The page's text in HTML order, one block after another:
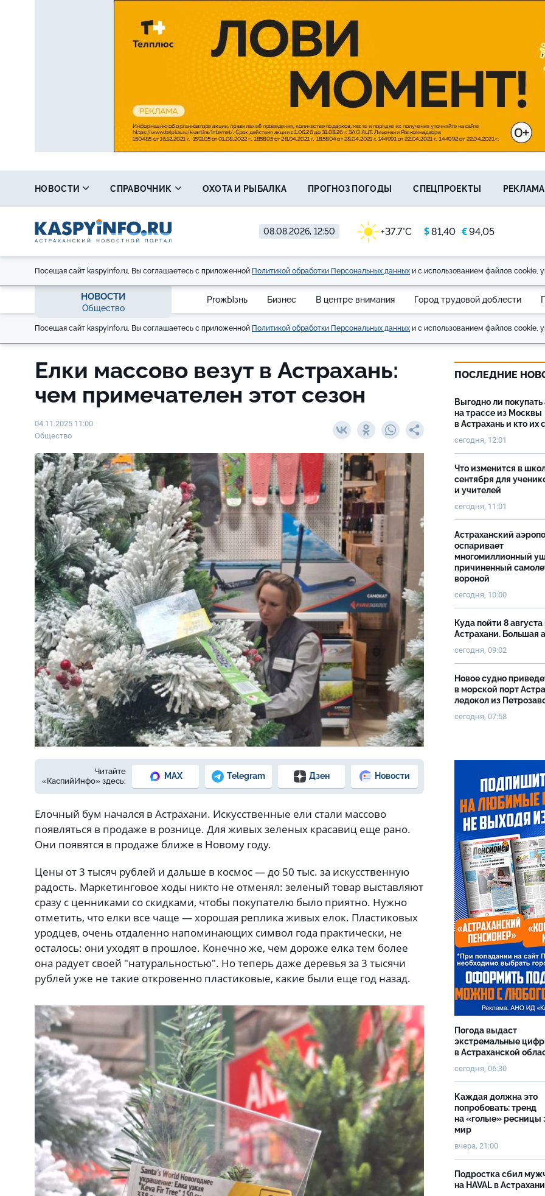
08.08.2026, 12:50 +37.7°C $81,40 €94,05
НОВОСТИ СПРАВОЧНИК ОХОТА И РЫБАЛКА ПРОГНОЗ ПОГОДЫ СПЕЦПРОЕКТЫ
Посещая сайт kaspyinfo.ru, Вы соглашаетесь с приложенной Политикой обработки Персональных данных и с использованием файлов cookie,
НОВОСТИ
Общество
ProжЫзнь Бизнес В центре внимания Город трудовой доблести
Посещая сайт kaspyinfo.ru, Вы соглашаетесь с приложенной Политикой обработки Персональных данных и с использованием файлов cookie,
Елки массово везут в Астрахань:
чем примечателен этот сезон
04.11.2025 11:00
Общество
Фото: автора
Читайте
«КаспийИнфо» здесь:
MAX Telegram Дзен Новости
Елочный бум начался в Астрахани. Искусственные ели стали массово
появляться в продаже в рознице. Для живых зеленых красавиц еще рано.
Они появятся в продаже ближе в Новому году.
Цены от 3 тысяч рублей и дальше в космос — до 50 тыс. за искусственную
радость. Маркетинговое ходы никто не отменял: зеленый товар выставляют
сразу с ценниками со скидками, чтобы покупателю было приятно. Нужно
отметить, что елки все чаще — хорошая реплика живых елок. Пластиковых
уродцев, очень отдаленно напоминающих символ года практически, не
осталось: они уходят в прошлое. Конечно же, чем дороже елка тем более
она радует своей "натуральностью". Но теперь даже деревья за 3 тысячи
рублей уже не такие откровенно пластиковые, какие были еще год назад.
ПОСЛЕДНИЕ
Выгодно ли
на трассе из Москвы
в Астрахань и кто их
сегодня, 12:01
Что изменится в
сентября для
и учителей
сегодня, 11:01
Астраханский
оспаривает
многомиллионный
причиненный
вороной
сегодня, 10:00
Куда пойти 8 августа
Астрахани. Большая
сегодня, 09:02
Новое судно
в морской порт
ледокол из
сегодня, 07:58
Погода выдаст
экстремальные
в Астраханской
сегодня, 06:30
Каждая должна это
попробовать: тренд
на «голые» ресницы
мир
вчера, 21:00
Подростка сбил
на HAVAL в Астрахани